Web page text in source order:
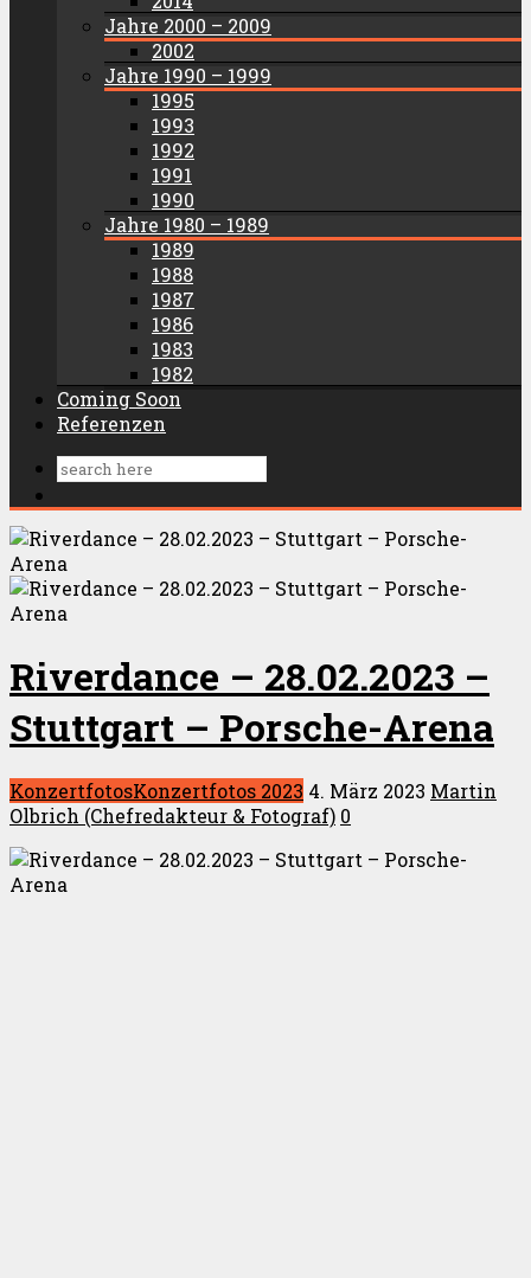
Jahre 2000 – 2009
2002
Jahre 1990 – 1999
1995
1993
1992
1991
1990
Jahre 1980 – 1989
1989
1988
1987
1986
1983
1982
Coming Soon
Referenzen
Riverdance – 28.02.2023 –
Stuttgart – Porsche-Arena
KonzertfotosKonzertfotos 2023 4. März 2023 Martin
Olbrich (Chefredakteur & Fotograf) 0